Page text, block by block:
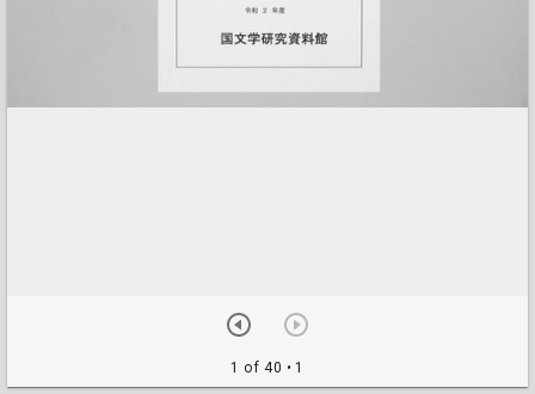
1 of 40 • 1